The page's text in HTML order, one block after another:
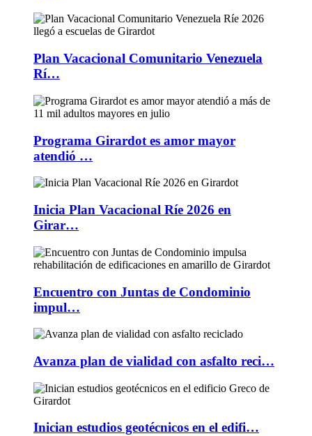
Plan Vacacional Comunitario Venezuela
Rí…
Programa Girardot es amor mayor
atendió …
Inicia Plan Vacacional Ríe 2026 en
Girar…
Encuentro con Juntas de Condominio
impul…
Avanza plan de vialidad con asfalto reci…
Inician estudios geotécnicos en el edifi…